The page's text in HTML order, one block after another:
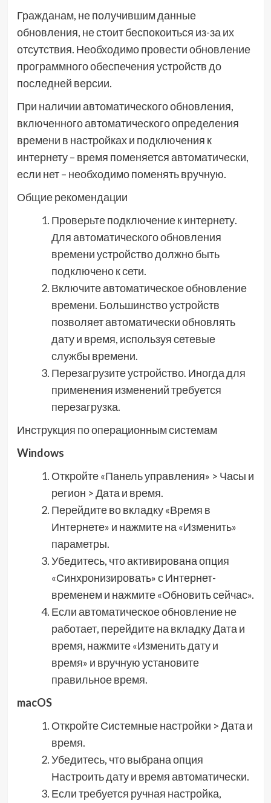
Гражданам, не получившим данные
обновления, не стоит беспокоиться из-за их
отсутствия. Необходимо провести обновление
программного обеспечения устройств до
последней версии.
При наличии автоматического обновления,
включенного автоматического определения
времени в настройках и подключения к
интернету – время поменяется автоматически,
если нет – необходимо поменять вручную.
Общие рекомендации
Проверьте подключение к интернету.
Для автоматического обновления
времени устройство должно быть
подключено к сети.
Включите автоматическое обновление
времени. Большинство устройств
позволяет автоматически обновлять
дату и время, используя сетевые
службы времени.
Перезагрузите устройство. Иногда для
применения изменений требуется
перезагрузка.
Инструкция по операционным системам
Windows
Откройте «Панель управления» > Часы и
регион > Дата и время.
Перейдите во вкладку «Время в
Интернете» и нажмите на «Изменить»
параметры.
Убедитесь, что активирована опция
«Синхронизировать» с Интернет-
временем и нажмите «Обновить сейчас».
Если автоматическое обновление не
работает, перейдите на вкладку Дата и
время, нажмите «Изменить дату и
время» и вручную установите
правильное время.
macOS
Откройте Системные настройки > Дата и
время.
Убедитесь, что выбрана опция
Настроить дату и время автоматически.
Если требуется ручная настройка,